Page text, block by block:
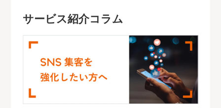
サービス紹介コラム